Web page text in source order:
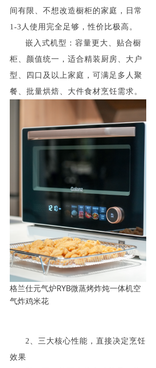
间有限、不想改造橱柜的家庭，日常
1-3人使用完全足够，性价比极高。
嵌入式机型：容量更大、贴合橱
柜、颜值统一，适合精装厨房、大户
型、四口及以上家庭，可满足多人聚
餐、批量烘焙、大件食材烹饪需求。
格兰仕元气炉RYB微蒸烤炸炖一体机空
气炸鸡米花
2、三大核心性能，直接决定烹饪
效果